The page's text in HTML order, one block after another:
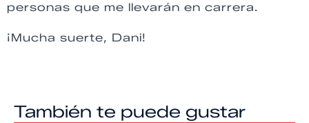
personas que me llevarán en carrera.
¡Mucha suerte, Dani!
También te puede gustar